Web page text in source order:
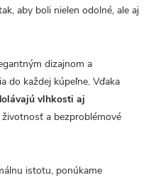
aby boli nielen odolné, ale aj
dizajnom a
do každej kúpeľne. Vďaka
vlhkosti aj
a bezproblémové
istotu, ponúkame